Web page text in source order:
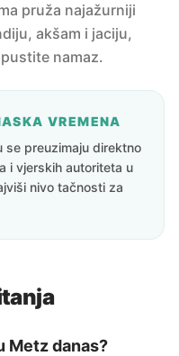
pruža najažurniji
akšam i jaciju,
namaz.
VREMENA
se preuzimaju direktno
i vjerskih autoriteta u
nivo tačnosti za
Metz danas?